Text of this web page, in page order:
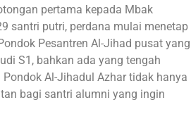
pertama kepada Mbak
santri putri, perdana mulai menetap
Pesantren Al-Jihad pusat yang
S1, bahkan ada yang tengah
Al-Jihadul Azhar tidak hanya
bagi santri alumni yang ingin